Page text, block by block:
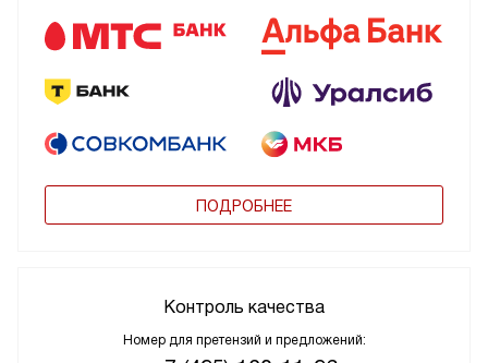
ПОДРОБНЕЕ
Контроль качества
Номер для претензий и предложений: